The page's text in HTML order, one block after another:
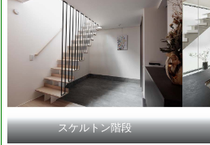
スケルトン階段